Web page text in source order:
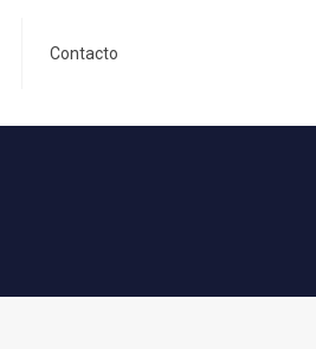
Contacto